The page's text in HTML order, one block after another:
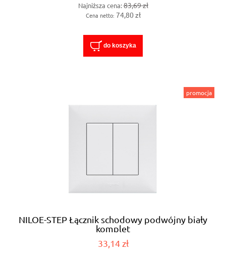
Najniższa cena:83,69 zł
Cena netto: 74,80 zł
do koszyka
NILOE-STEP Łącznik schodowy podwójny biały
komplet
33,14 zł
promocja